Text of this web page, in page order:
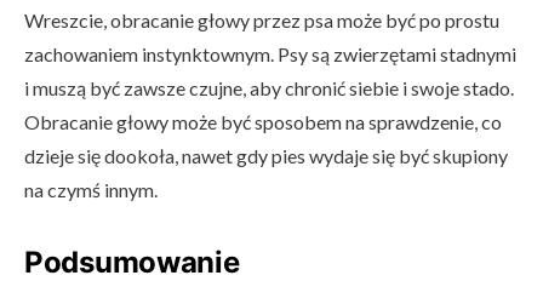
Wreszcie, obracanie głowy przez psa może być po prostu
zachowaniem instynktownym. Psy są zwierzętami stadnymi
i muszą być zawsze czujne, aby chronić siebie i swoje stado.
Obracanie głowy może być sposobem na sprawdzenie, co
dzieje się dookoła, nawet gdy pies wydaje się być skupiony
na czymś innym.
Podsumowanie